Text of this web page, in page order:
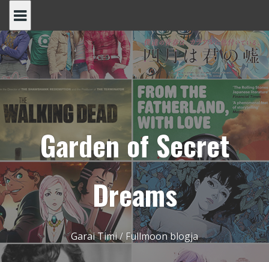
content
Garden of Secret
Dreams
Garai Timi / Fullmoon blogja